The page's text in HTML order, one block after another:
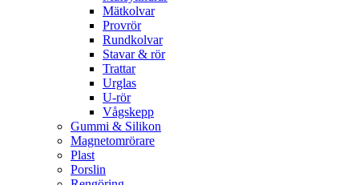
Mätkolvar
Provrör
Rundkolvar
Stavar & rör
Trattar
Urglas
U-rör
Vågskepp
Gummi & Silikon
Magnetomrörare
Plast
Porslin